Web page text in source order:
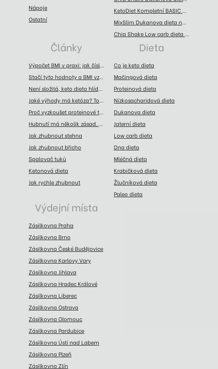
Nápoje
Ostatní
Články
Jak zhubnout stehna
Jak zhubnout břicho
Spalovač tuků
Ketonová dieta
Jak rychle zhubnout
Dieta
Co je keto dieta
Mačingová dieta
Proteinová dieta
Nízkosacharidová dieta
Dukanova dieta
Jaterní dieta
Low carb dieta
Dna dieta
Mléčná dieta
Krabičková dieta
Žlučníková dieta
Paleo dieta
Výdejní místa
Zásilkovna Praha
Zásilkovna Brno
Zásilkovna České Budějovice
Zásilkovna Karlovy Vary
Zásilkovna Jihlava
Zásilkovna Hradec Králové
Zásilkovna Liberec
Zásilkovna Ostrava
Zásilkovna Olomouc
Zásilkovna Pardubice
Zásilkovna Ústí nad Labem
Zásilkovna Plzeň
Zásilkovna Zlín